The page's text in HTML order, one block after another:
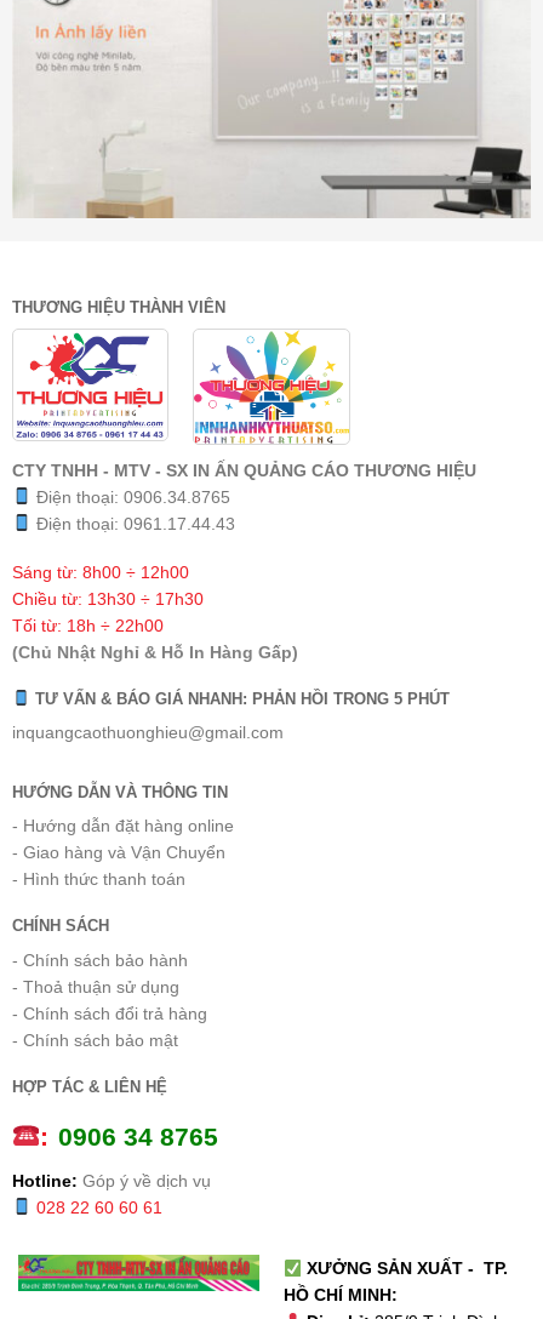
THƯƠNG HIỆU THÀNH VIÊN
CTY TNHH - MTV - SX IN ẤN QUẢNG CÁO THƯƠNG HIỆU
Điện thoại: 0906.34.8765
Điện thoại: 0961.17.44.43
Sáng từ: 8h00 ÷ 12h00
Chiều từ: 13h30 ÷ 17h30
Tối từ: 18h ÷ 22h00
(Chủ Nhật Nghỉ & Hỗ In Hàng Gấp)
TƯ VẤN & BÁO GIÁ NHANH: PHẢN HỒI TRONG 5 PHÚT
inquangcaothuonghieu@gmail.com
HƯỚNG DẪN VÀ THÔNG TIN
- Hướng dẫn đặt hàng online
- Giao hàng và Vận Chuyển
- Hình thức thanh toán
CHÍNH SÁCH
- Chính sách bảo hành
- Thoả thuận sử dụng
- Chính sách đổi trả hàng
- Chính sách bảo mật
HỢP TÁC & LIÊN HỆ
: 0906 34 8765
Hotline: Góp ý về dịch vụ
028 22 60 60 61
XƯỞNG SẢN XUẤT - TP.
HỒ CHÍ MINH: